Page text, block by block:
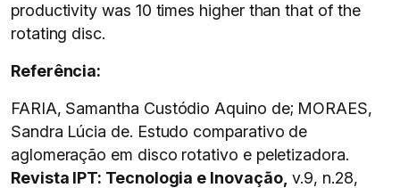
productivity was 10 times higher than that of the
rotating disc.
Referência:
FARIA, Samantha Custódio Aquino de; MORAES,
Sandra Lúcia de. Estudo comparativo de
aglomeração em disco rotativo e peletizadora.
Revista IPT: Tecnologia e Inovação, v.9, n.28,